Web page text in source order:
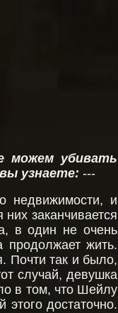
можем убивать
узнаете: ---
недвижимости, и
заканчивается
в один не очень
жить.
Почти так и было,
случай, девушка
в том, что Шейлу
достаточно.